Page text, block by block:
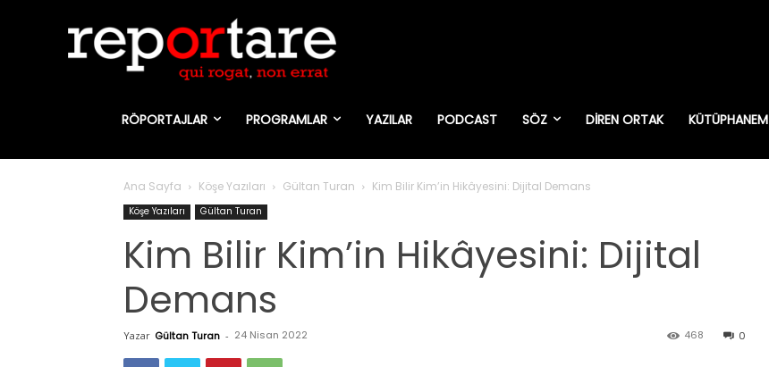
RÖPORTAJLAR PROGRAMLAR YAZILAR PODCAST SÖZ DIREN ORTAK KÜTÜPHANEM
Ana Sayfa Köşe Yazıları Gültan Turan Kim Bilir Kim’in Hikâyesini: Dijital Demans
Köşe Yazıları Gültan Turan
Kim Bilir Kim’in Hikâyesini: Dijital
Demans
Yazar Gültan Turan - 24 Nisan 2022 0
468